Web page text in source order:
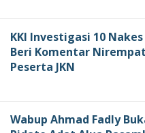
KKI Investigasi 10
Beri Komentar
Peserta JKN
Wabup Ahmad Fadly